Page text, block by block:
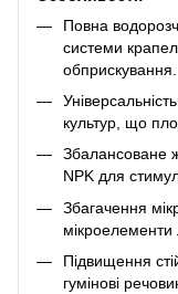
Повна
системи
обприскування.
культур, що
Збалансоване
NPK для
Збагачення
Підвищення
гумінові